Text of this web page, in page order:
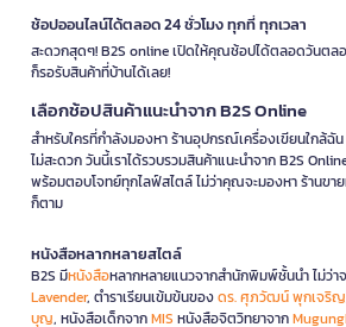
ช้อปออนไลน์ได้ตลอด 24 ชั่วโมง ทุกที่ ทุกเวลา
สะดวกสุดๆ! B2S online เปิดให้คุณช้อปได้ตลอดวันตล
ก็รอรับสินค้าที่บ้านได้เลย!
เลือกช้อปสินค้าแนะนำจาก B2S Online
สำหรับใครที่กำลังมองหา ร้านอุปกรณ์เครื่องเขียนใกล้ฉั
ไม่สะดวก วันนี้เราได้รวบรวมสินค้าแนะนำจาก B2S
พร้อมตอบโจทย์ทุกไลฟ์สไตล์ ไม่ว่าคุณจะมองหา ร้านขา
ก็ตาม
หนังสือหลากหลายสไตล์
B2S มีหนังสือหลากหลายแนวจากสำนักพิมพ์ชั้นนำ ไม่ว่า
Lavender, ตำราเรียนเข้มข้นของดร. ศุภวัฒน์ พุกเจริญ
บุญ, หนังสือเด็กจากMIS หนังสือจิตวิทยาจาก